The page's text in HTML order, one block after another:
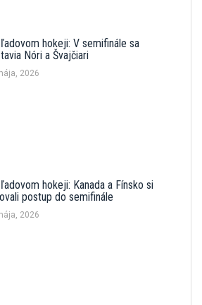
hokeji: V semifinále sa
Nóri a Švajčiari
2026
hokeji: Kanada a Fínsko si
postup do semifinále
2026